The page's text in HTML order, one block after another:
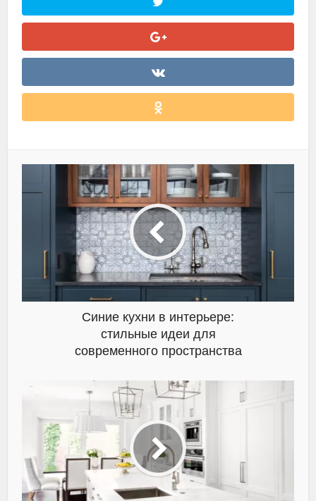
Синие кухни в интерьере:
стильные идеи для
современного пространства